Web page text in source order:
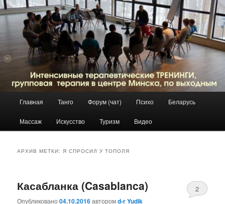
Перейти
к
Перейти
к
Главная Танго Форум (чат) Психо Беларусь
Массаж Искусство Туризм Видео
АРХИВ МЕТКИ:Я СПРОСИЛ У ТОПОЛЯ
Касабланка (Casablanca)
Опубликовано04.10.2016авторомd-r Yudik
2